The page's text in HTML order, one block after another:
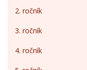
2. ročník
3. ročník
4. ročník